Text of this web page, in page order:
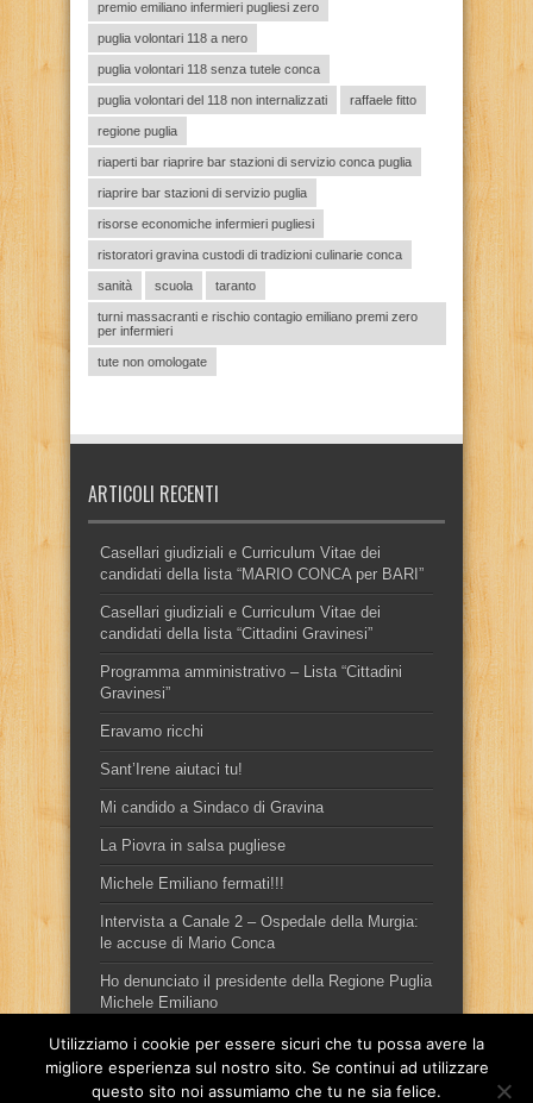
premio emiliano infermieri pugliesi zero
puglia volontari 118 a nero
puglia volontari 118 senza tutele conca
puglia volontari del 118 non internalizzati raffaele fitto
regione puglia
riaperti bar riaprire bar stazioni di servizio conca puglia
riaprire bar stazioni di servizio puglia
risorse economiche infermieri pugliesi
ristoratori gravina custodi di tradizioni culinarie conca
sanità scuola taranto
turni massacranti e rischio contagio emiliano premi zero
per infermieri
tute non omologate
ARTICOLI RECENTI
Casellari giudiziali e Curriculum Vitae dei
candidati della lista “MARIO CONCA per BARI”
Casellari giudiziali e Curriculum Vitae dei
candidati della lista “Cittadini Gravinesi”
Programma amministrativo – Lista “Cittadini
Gravinesi”
Eravamo ricchi
Sant’Irene aiutaci tu!
Mi candido a Sindaco di Gravina
La Piovra in salsa pugliese
Michele Emiliano fermati!!!
Intervista a Canale 2 – Ospedale della Murgia:
le accuse di Mario Conca
Ho denunciato il presidente della Regione Puglia
Michele Emiliano
Utilizziamo i cookie per essere sicuri che tu possa avere la
migliore esperienza sul nostro sito. Se continui ad utilizzare
questo sito noi assumiamo che tu ne sia felice.